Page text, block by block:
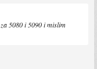
5080 i 5090 i mislim